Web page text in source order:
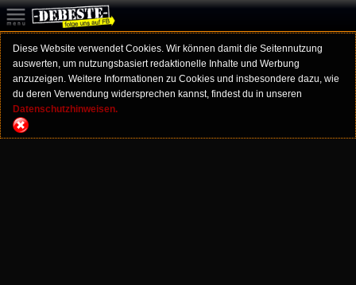
Diese Website verwendet Cookies. Wir können damit die Seitennutzung
auswerten, um nutzungsbasiert redaktionelle Inhalte und Werbung
anzuzeigen. Weitere Informationen zu Cookies und insbesondere dazu, wie
du deren Verwendung widersprechen kannst, findest du in unseren
Datenschutzhinweisen.